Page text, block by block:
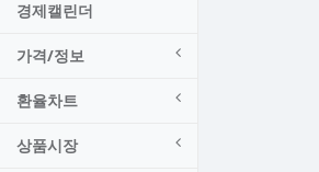
경제캘린더
가격/정보
환율차트
상품시장